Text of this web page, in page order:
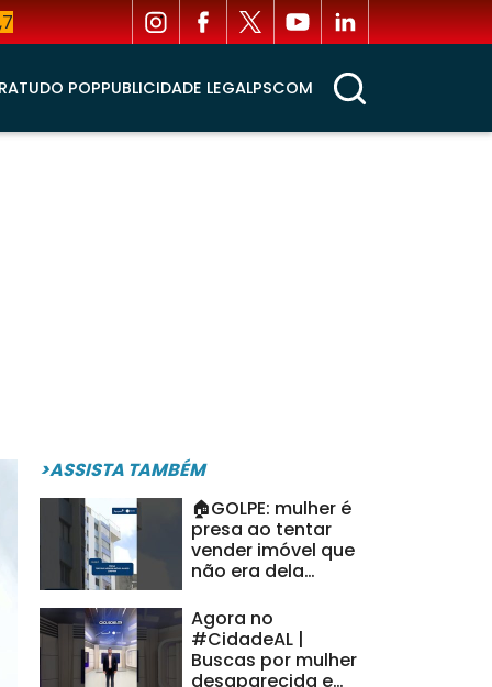
TUDO POPPUBLICIDADE LEGALPSCOM
>ASSISTA TAMBÉM
🏠GOLPE: mulher é
presa ao tentar
vender imóvel que
não era dela
Agora no
#CidadeAL |
Buscas por mulher
desaparecida e